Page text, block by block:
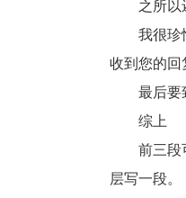
之所以还
我很珍惜
收到您的
最后要致
综上
前三段可
层写一段。